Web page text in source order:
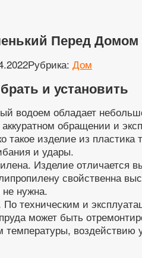
Перед
Рубрика: Дом
и установить
водоем обладает
аккуратном обращении и
такое изделие из
и удары.
Изделие отличается
свойственна
нужна.
По техническим и
может быть
температуры,